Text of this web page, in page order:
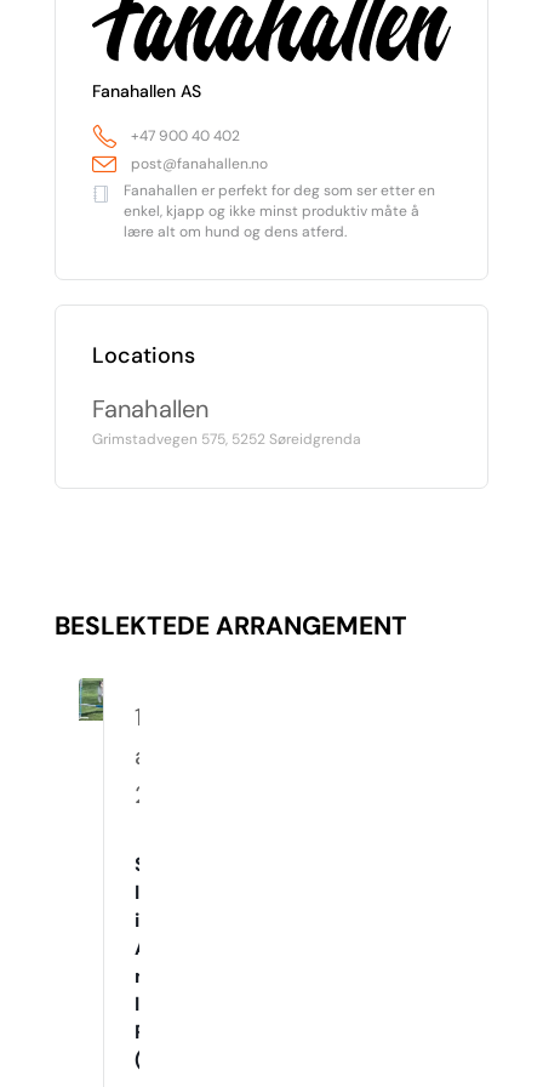
Fanahallen AS
+47 900 40 402
post@fanahallen.no
Fanahallen er perfekt for deg som ser etter en
enkel, kjapp og ikke minst produktiv måte å
lære alt om hund og dens atferd.
Locations
Fanahallen
Grimstadvegen 575, 5252 Søreidgrenda
BESLEKTEDE ARRANGEMENT
10.
august
2026
Spennende
Innetrening
i
Agility
med
Instruktør
Raymond
(Mandager)